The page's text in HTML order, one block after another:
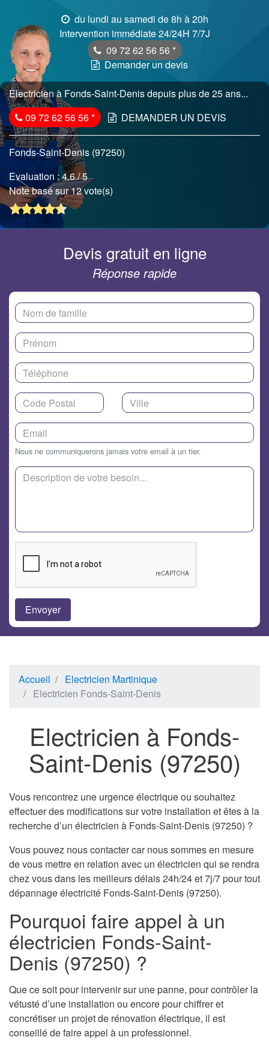
du lundi au samedi de 8h à 20h
Intervention immédiate 24/24H 7/7J
09 72 62 56 56 *
Demander un devis
Electricien à Fonds-Saint-Denis depuis plus de 25 ans...
09 72 62 56 56* DEMANDER UN DEVIS
Fonds-Saint-Denis (97250)
Evaluation :4.6/ 5
Note basé sur 12 vote(s)
Devis gratuit en ligne
Réponse rapide
Nous ne communiquerons jamais votre email à un tier.
Accueil
Electricien Martinique
Electricien Fonds-Saint-Denis
Electricien à Fonds-
Saint-Denis (97250)
Vous rencontrez une urgence électrique ou souhaitez
effectuer des modifications sur votre installation et êtes à la
recherche d’un électricien à Fonds-Saint-Denis (97250) ?
Vous pouvez nous contacter car nous sommes en mesure
de vous mettre en relation avec un électricien qui se rendra
chez vous dans les meilleurs délais 24h/24 et 7j/7 pour tout
dépannage électricité Fonds-Saint-Denis (97250).
Pourquoi faire appel à un
électricien Fonds-Saint-
Denis (97250) ?
Que ce soit pour intervenir sur une panne, pour contrôler la
vétusté d’une installation ou encore pour chiffrer et
concrétiser un projet de rénovation électrique, il est
conseillé de faire appel à un professionnel.